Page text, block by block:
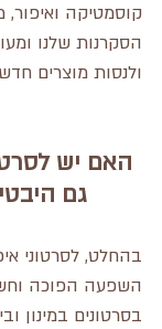
קוסמטיקה
הסקרנות שלנו
ולנסות מוצרים
האם יש
גם
בהחלט, לסרטוני
השפעה הפוכה
בסרטונים במינון